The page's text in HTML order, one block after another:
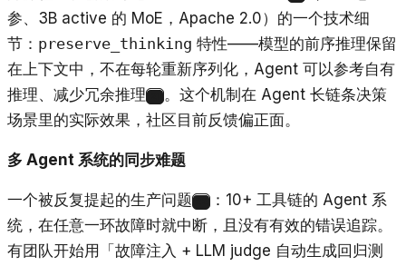
参、3B active 的 MoE，Apache 2.0）的一个技术细
节： preserve_thinking 特性——模型的前序推理保留
在上下文中，不在每轮重新序列化，Agent 可以参考自有
推理、减少冗余推理
。这个机制在 Agent 长链条决策
场景里的实际效果，社区目前反馈偏正面。
多 Agent 系统的同步难题
一个被反复提起的生产问题
：10+ 工具链的 Agent 系
统，在任意一环故障时就中断，且没有有效的错误追踪。
有团队开始用「故障注入 + LLM judge 自动生成回归测